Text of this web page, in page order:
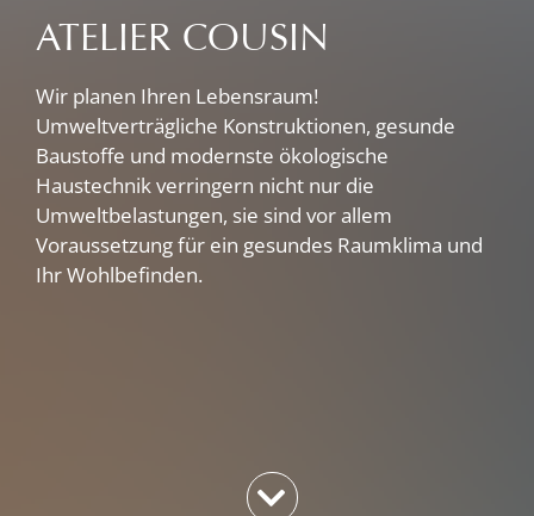
ATELIER COUSIN​
Wir planen Ihren Lebensraum!
Umweltverträgliche Konstruktionen, gesunde
Baustoffe und modernste ökologische
Haustechnik verringern nicht nur die
Umweltbelastungen, sie sind vor allem
Voraussetzung für ein gesundes Raumklima und
Ihr Wohlbefinden.